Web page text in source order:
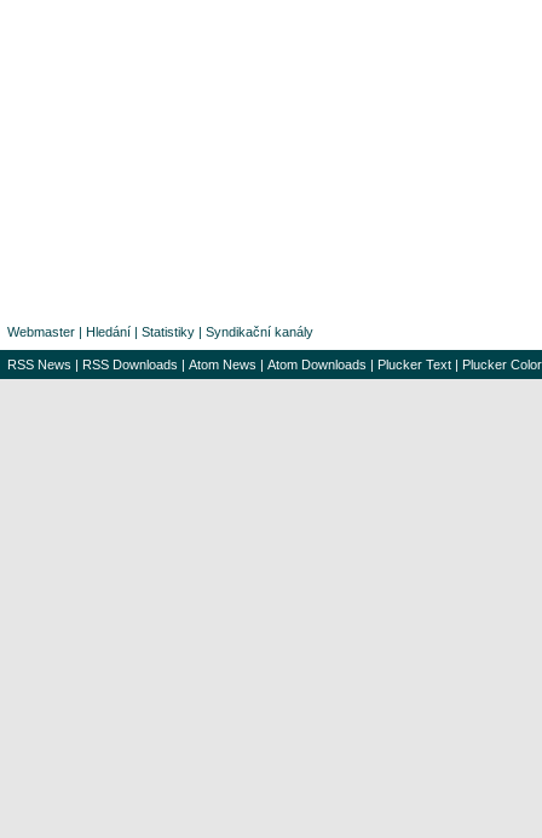
Webmaster | Hledání | Statistiky | Syndikační kanály
RSS News | RSS Downloads | Atom News | Atom Downloads | Plucker Text | Plucker Color